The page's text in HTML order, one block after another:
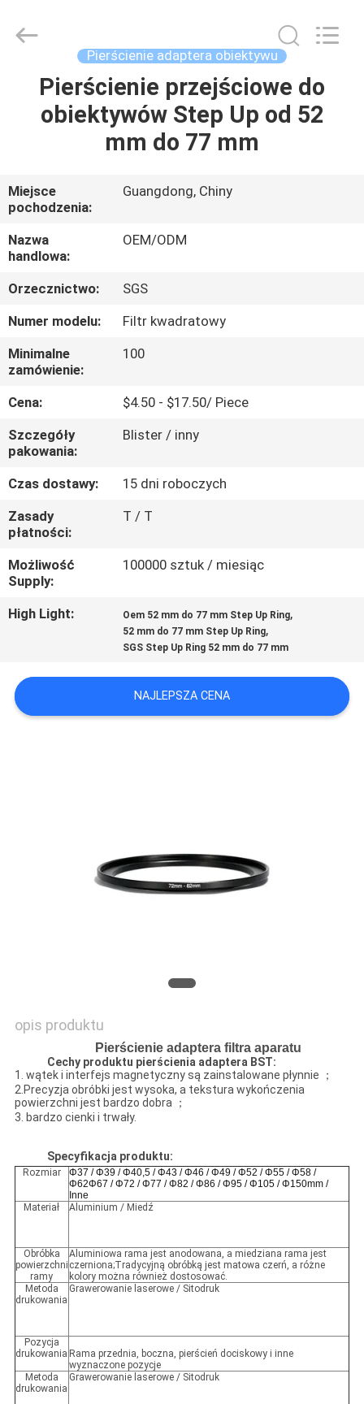
DOM
PRODUKTY
O
NAS
WYCIECZKA
PO
FABRYCE
KONTROLA
JAKOŚCI
SKONTAKTUJ
SIĘ
Z
NAMI
POPROSIĆ
O
SITEMAP
Technology
Ltd..
Pierścienie adaptera obiektywu
Pierścienie przejściowe do
obiektywów Step Up od 52
mm do 77 mm
Miejsce
pochodzenia:
Guangdong, Chiny
Nazwa
handlowa:
OEM/ODM
Orzecznictwo:
SGS
Numer modelu:
Filtr kwadratowy
Minimalne
zamówienie:
100
Cena:
$4.50 - $17.50/ Piece
Szczegóły
pakowania:
Blister / inny
Czas dostawy:
15 dni roboczych
Zasady
płatności:
T / T
Możliwość
Supply:
100000 sztuk / miesiąc
High Light: Oem 52 mm do 77 mm Step Up Ring,
52 mm do 77 mm Step Up Ring,
SGS Step Up Ring 52 mm do 77 mm
NAJLEPSZA CENA
opis produktu
Pierścienie adaptera filtra aparatu
Cechy produktu pierścienia adaptera BST:
1. wątek i interfejs magnetyczny są zainstalowane płynnie ；
2.Precyzja obróbki jest wysoka, a tekstura wykończenia
powierzchni jest bardzo dobra ；
3. bardzo cienki i trwały.
Specyfikacja produktu:
Rozmiar
Φ37 / Φ39 / Φ40,5 / Φ43 / Φ46 / Φ49 / Φ52 / Φ55 / Φ58 /
Φ62Φ67 / Φ72 / Φ77 / Φ82 / Φ86 / Φ95 / Φ105 / Φ150mm /
Inne
Materiał
Aluminium / Miedź
Obróbka
powierzchni
ramy
Aluminiowa rama jest anodowana, a miedziana rama jest
czerniona;Tradycyjną obróbką jest matowa czerń, a różne
kolory można również dostosować.
Metoda
drukowania
Grawerowanie laserowe / Sitodruk
Pozycja
drukowania Rama przednia, boczna, pierścień dociskowy i inne
wyznaczone pozycje
Metoda
drukowania
Grawerowanie laserowe / Sitodruk